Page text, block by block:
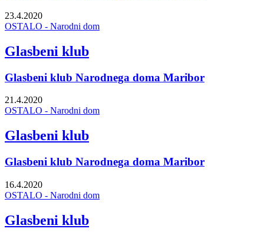
23.4.2020
OSTALO - Narodni dom
Glasbeni klub
Glasbeni klub Narodnega doma Maribor
21.4.2020
OSTALO - Narodni dom
Glasbeni klub
Glasbeni klub Narodnega doma Maribor
16.4.2020
OSTALO - Narodni dom
Glasbeni klub